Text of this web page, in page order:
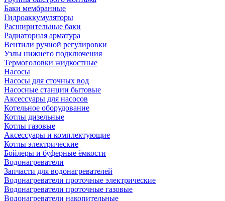
Баки мембранные
Гидроаккумуляторы
Расширительные баки
Радиаторная арматура
Вентили ручной регулировки
Узлы нижнего подключения
Термоголовки жидкостные
Насосы
Насосы для сточных вод
Насосные станции бытовые
Аксессуары для насосов
Котельное оборудование
Котлы дизельные
Котлы газовые
Аксессуары и комплектующие
Котлы электрические
Бойлеры и буферные ёмкости
Водонагреватели
Запчасти для водонагревателей
Водонагреватели проточные электрические
Водонагреватели проточные газовые
Водонагреватели накопительные